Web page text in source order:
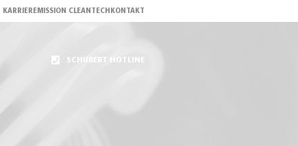
KARRIEREMISSION CLEANTECH KONTAKT
SCHUBERT HOTLINE